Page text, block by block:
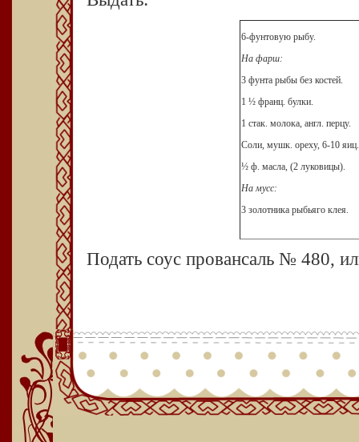
6-фунтовую рыбу.
На фарш:
3 фунта рыбы без костей.
1 ½ франц. булки.
1 стак. молока, англ. перцу.
Соли, мушк. ореху, 6-10 яиц.
½ ф. масла, (2 луковицы).
На мусс:
3 золотника рыбьяго клея.
Подать соус провансаль № 480,